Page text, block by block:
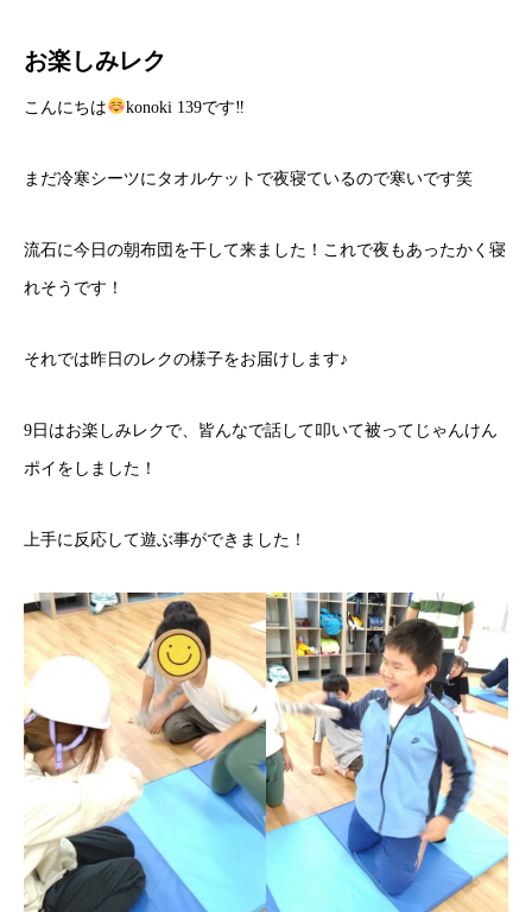
お楽しみレク
こんにちは konoki 139です‼︎
まだ冷寒シーツにタオルケットで夜寝ているので寒いです笑
流石に今日の朝布団を干して来ました！これで夜もあったかく寝
れそうです！
それでは昨日のレクの様子をお届けします♪
9日はお楽しみレクで、皆んなで話して叩いて被ってじゃんけん
ポイをしました！
上手に反応して遊ぶ事ができました！